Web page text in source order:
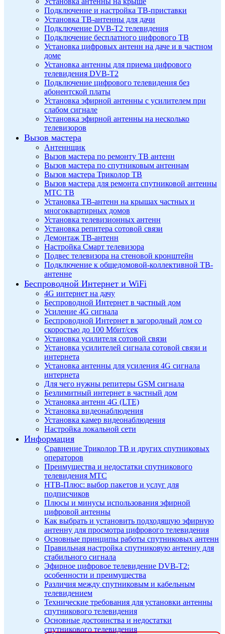
Подключение и настройка ТВ-приставки
Установка ТВ-антенны для дачи
Подключение DVB-T2 телевидения
Подключение бесплатного цифрового ТВ
Установка цифровых антенн на даче и в частном
доме
Установка антенны для приема цифрового
телевидения DVB-T2
Подключение цифрового телевидения без
абонентской платы
Установка эфирной антенны с усилителем при
слабом сигнале
Установка эфирной антенны на несколько
телевизоров
Вызов мастера
Антеннщик
Вызов мастера по ремонту ТВ антенн
Вызов мастера по спутниковым антеннам
Вызов мастера Триколор ТВ
Вызов мастера для ремонта спутниковой антенны
МТС ТВ
Установка ТВ-антенн на крышах частных и
многоквартирных домов
Установка телевизионных антенн
Установка репитера сотовой связи
Демонтаж ТВ-антенн
Настройка Смарт телевизора
Подвес телевизора на стеновой кронштейн
Подключение к общедомовой-коллективной ТВ-
антенне
Беспроводной Интернет и WiFi
4G интернет на дачу
Беспроводной Интернет в частный дом
Усиление 4G сигнала
Беспроводной Интернет в загородный дом со
скоростью до 100 Мбит/сек
Установка усилителя сотовой связи
Установка усилителей сигнала сотовой связи и
интернета
Установка антенны для усиления 4G сигнала
интернета
Для чего нужны репитеры GSM сигнала
Безлимитный интернет в частный дом
Установка антенн 4G (LTE)
Установка видеонаблюдения
Установка камер видеонаблюдения
Настройка локальной сети
Информация
Сравнение Триколор ТВ и других спутниковых
операторов
Преимущества и недостатки спутникового
телевидения МТС
НТВ-Плюс: выбор пакетов и услуг для
подписчиков
Плюсы и минусы использования эфирной
цифровой антенны
Как выбрать и установить подходящую эфирную
антенну для просмотра цифрового телевидения
Основные принципы работы спутниковых антенн
Правильная настройка спутниковую антенну для
стабильного сигнала
Эфирное цифровое телевидение DVB-T2:
особенности и преимущества
Различия между спутниковым и кабельным
телевидением
Технические требования для установки антенны
спутникового телевидения
Основные достоинства и недостатки
спутникового телевидения